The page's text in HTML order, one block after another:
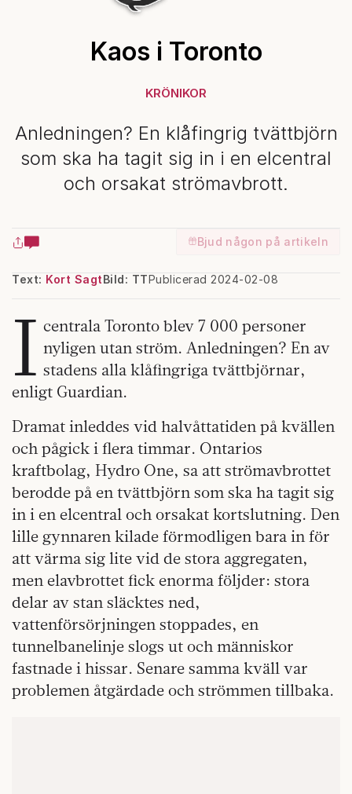
Kaos i Toronto
KRÖNIKOR
Anledningen? En klåfingrig tvättbjörn
som ska ha tagit sig in i en elcentral
och orsakat strömavbrott.
Bjud någon på artikeln
Text: Kort Sagt Publicerad 2024-02-08
Bild: TT
I centrala Toronto blev 7 000 personer
nyligen utan ström. Anledningen? En av
stadens alla klåfingriga tvättbjörnar,
enligt Guardian.
Dramat inleddes vid halvåttatiden på kvällen
och pågick i flera timmar. Ontarios
kraftbolag, Hydro One, sa att strömavbrottet
berodde på en tvättbjörn som ska ha tagit sig
in i en elcentral och orsakat kortslutning. Den
lille gynnaren kilade förmodligen bara in för
att värma sig lite vid de stora aggregaten,
men elavbrottet fick enorma följder: stora
delar av stan släcktes ned,
vattenförsörjningen stoppades, en
tunnelbanelinje slogs ut och människor
fastnade i hissar. Senare samma kväll var
problemen åtgärdade och strömmen tillbaka.